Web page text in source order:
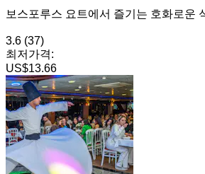
보스포루스 요트에서 즐기는 호화로운
3.6 (37)
최저가격:
US$13.66